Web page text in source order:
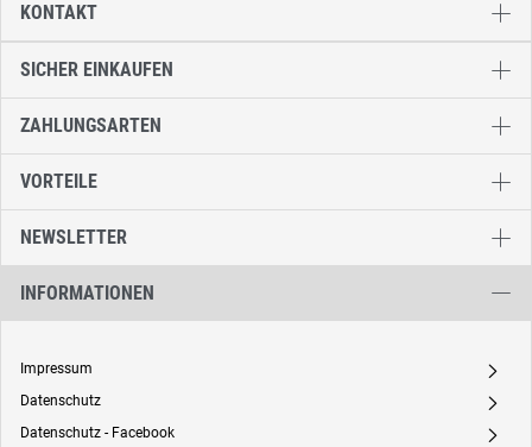
SICHER EINKAUFEN
ZAHLUNGSARTEN
VORTEILE
NEWSLETTER
INFORMATIONEN
Impressum A
Datenschutz A
Datenschutz - Facebook A
KONTAKT